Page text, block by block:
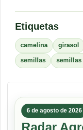
Etiquetas
camelina girasol
semillas semillas
6 de agosto de 2026